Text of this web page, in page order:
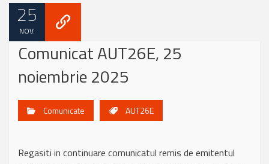
25
NOV.
Comunicat AUT26E, 25
noiembrie 2025
Comunicate AUT26E
Regasiti in continuare comunicatul remis de emitentul